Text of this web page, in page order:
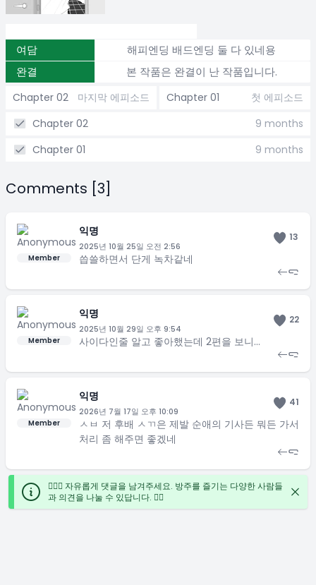
여담
해피엔딩 배드엔딩 둘 다 있네용
완결
본 작품은 완결이 난 작품입니다.
Chapter 02 마지막 에피소드 Chapter 01
첫 에피소드
Chapter 02
9 months
Chapter 01
9 months
Comments [3]
Member
익명
2025년 10월 25일 오전 2:56
13
씁쓸하면서 단게 녹차같네
Member
익명
2025년 10월 29일 오후 9:54
22
사이다인줄 알고 좋아했는데 2편을 보니…
Member
익명
2026년 7월 17일 오후 10:09
41
ㅅㅂ 저 후배 ㅅㄲ은 제발 순애의 기사든 뭐든 가서
처리 좀 해주면 좋겠네
🙋🏻‍♀️ 자유롭게 댓글을 남겨주세요. 방주를 즐기는 다양한 사람들
과 의견을 나눌 수 있답니다. ✍🏻